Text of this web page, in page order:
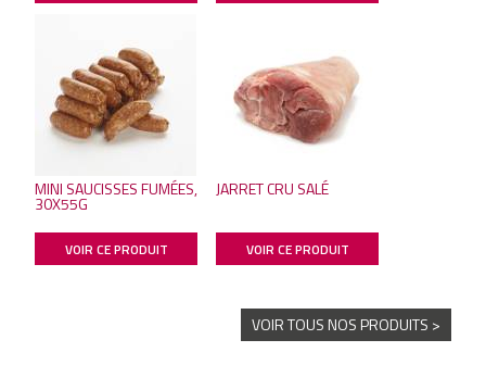
MINI SAUCISSES FUMÉES,
30X55G
VOIR CE PRODUIT
JARRET CRU SALÉ
VOIR CE PRODUIT
VOIR TOUS NOS PRODUITS >